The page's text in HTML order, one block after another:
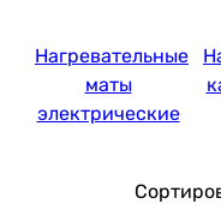
Нагревательные
маты
электрические